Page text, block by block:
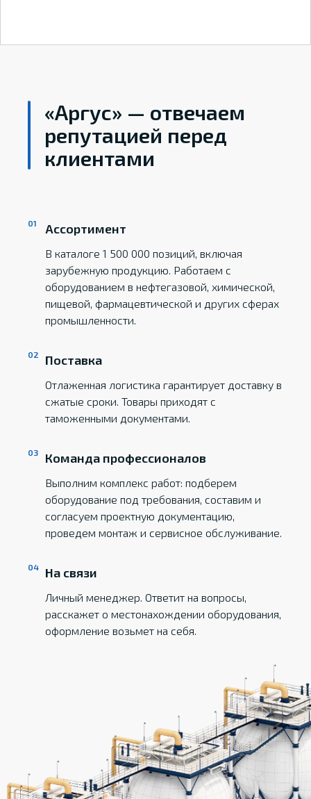
«Аргус» — отвечаем
репутацией перед
клиентами
Ассортимент
В каталоге 1 500 000 позиций, включая
зарубежную продукцию. Работаем с
оборудованием в нефтегазовой, химической,
пищевой, фармацевтической и других сферах
промышленности.
Поставка
Отлаженная логистика гарантирует доставку в
сжатые сроки. Товары приходят с
таможенными документами.
Команда профессионалов
Выполним комплекс работ: подберем
оборудование под требования, составим и
согласуем проектную документацию,
проведем монтаж и сервисное обслуживание.
На связи
Личный менеджер. Ответит на вопросы,
расскажет о местонахождении оборудования,
оформление возьмет на себя.